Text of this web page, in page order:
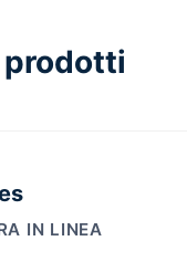
prodotti
IN LINEA